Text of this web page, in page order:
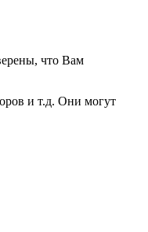
что Вам
и т.д. Они могут